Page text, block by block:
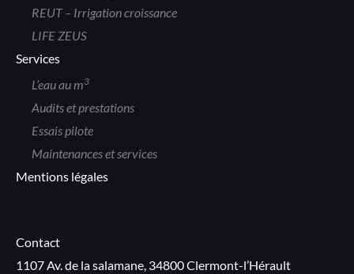
REUT – Irrigation croissance
LIFE ZEUS
Services
L’eau au m3
Audits et prestations
Essais pilote
Maintenances et services
Mentions légales
Contact
1107 Av. de la salamane, 34800 Clermont-l’Hérault